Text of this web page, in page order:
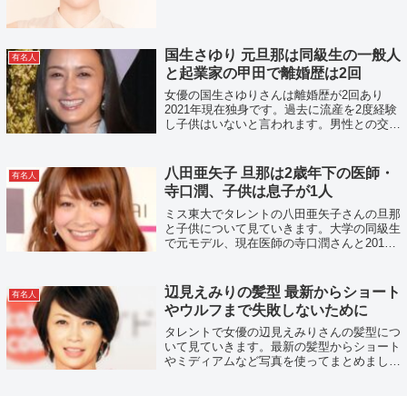
有名人
国生さゆり 元旦那は同級生の一般人
と起業家の甲田で離婚歴は2回
女優の国生さゆりさんは離婚歴が2回あり
2021年現在独身です。過去に流産を2度経験
し子供はいないと言われます。男性との交際
シンガーソングライター・長渕剛さ...
有名人
八田亜矢子 旦那は2歳年下の医師・
寺口潤、子供は息子が1人
ミス東大でタレントの八田亜矢子さんの旦那
と子供について見ていきます。大学の同級生
で元モデル、現在医師の寺口潤さんと2013
婚」などと言われました。2019年春に...
有名人
辺見えみりの髪型 最新からショート
やウルフまで失敗しないために
タレントで女優の辺見えみりさんの髪型につ
いて見ていきます。最新の髪型からショート
やミディアムなど写真を使ってまとめまし